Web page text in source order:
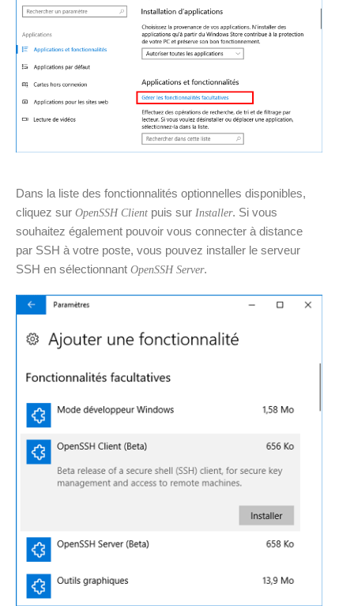
Dans la liste des fonctionnalités optionnelles disponibles,
cliquez sur OpenSSH Client puis sur Installer. Si vous
souhaitez également pouvoir vous connecter à distance
par SSH à votre poste, vous pouvez installer le serveur
SSH en sélectionnant OpenSSH Server.